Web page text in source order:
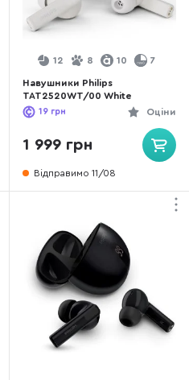
12 8 10 7
Навушники Philips
TAT2520WT/00 White
Оціни
19 грн
1 999 грн
Відправимо 11/08